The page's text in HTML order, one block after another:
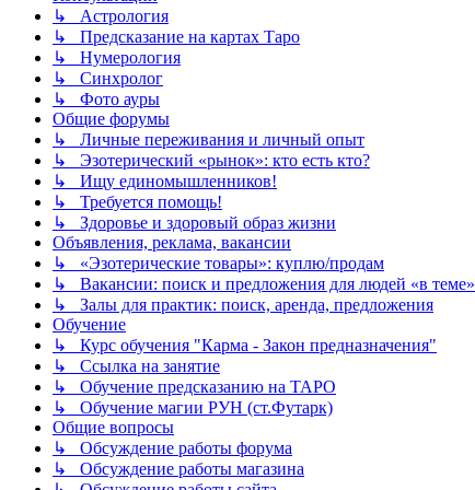
↳ Астрология
↳ Предсказание на картах Таро
↳ Нумерология
↳ Синхролог
↳ Фото ауры
Общие форумы
↳ Личные переживания и личный опыт
↳ Эзотерический «рынок»: кто есть кто?
↳ Ищу единомышленников!
↳ Требуется помощь!
↳ Здоровье и здоровый образ жизни
Объявления, реклама, вакансии
↳ «Эзотерические товары»: куплю/продам
↳ Вакансии: поиск и предложения для людей «в теме»
↳ Залы для практик: поиск, аренда, предложения
Обучение
↳ Курс обучения "Карма - Закон предназначения"
↳ Ссылка на занятие
↳ Обучение предсказанию на ТАРО
↳ Обучение магии РУН (ст.Футарк)
Общие вопросы
↳ Обсуждение работы форума
↳ Обсуждение работы магазина